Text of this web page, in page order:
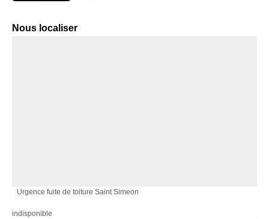
Nous localiser
Urgence fuite de toiture Saint Simeon
indisponible